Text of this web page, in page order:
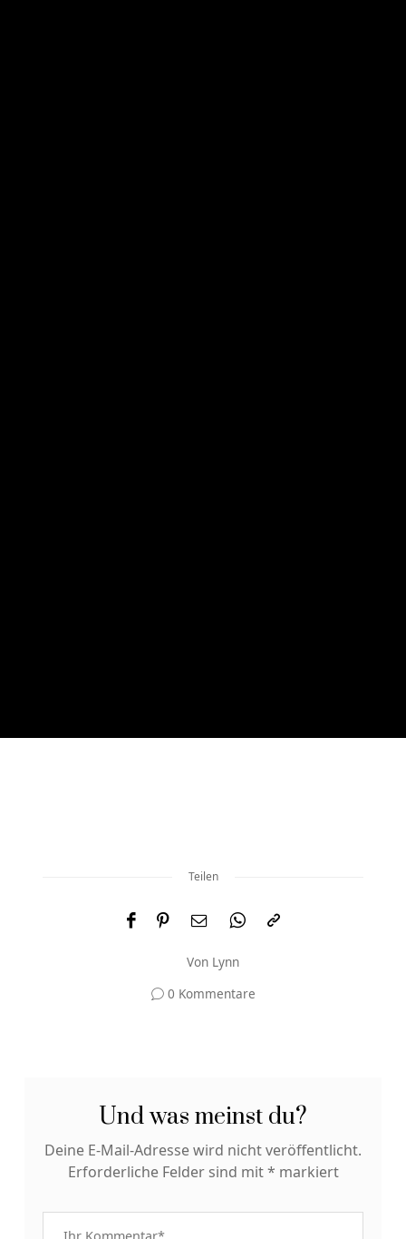
Teilen
Von Lynn
0 Kommentare
Und was meinst du?
Deine E-Mail-Adresse wird nicht veröffentlicht.
Erforderliche Felder sind mit* markiert